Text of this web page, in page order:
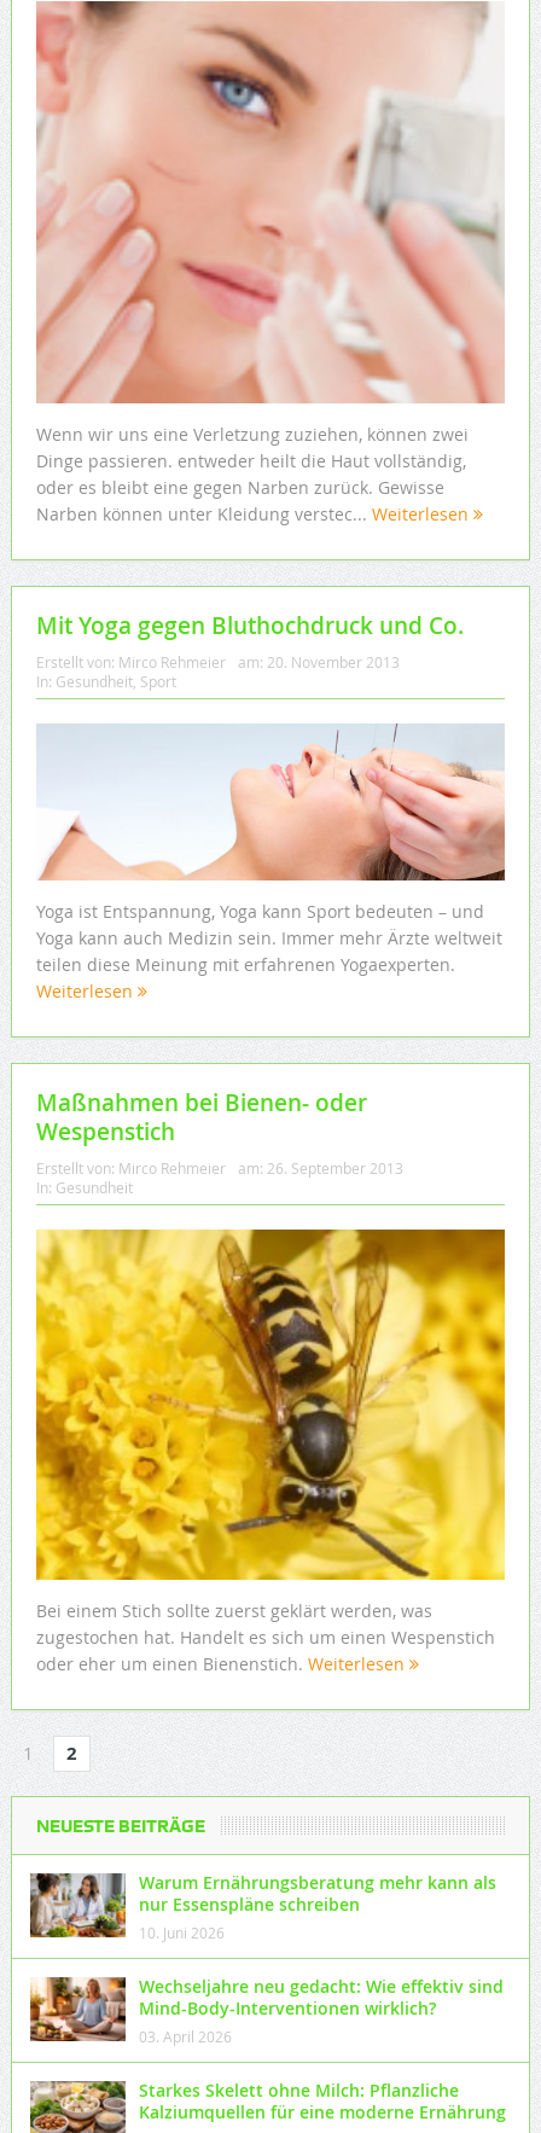
Wenn wir uns eine Verletzung zuziehen, können zwei
Dinge passieren. entweder heilt die Haut vollständig,
oder es bleibt eine gegen Narben zurück. Gewisse
Narben können unter Kleidung verstec... Weiterlesen
Mit Yoga gegen Bluthochdruck und Co.
Erstellt von: Mirco Rehmeier am: 20. November 2013
In: Gesundheit, Sport
Yoga ist Entspannung, Yoga kann Sport bedeuten – und
Yoga kann auch Medizin sein. Immer mehr Ärzte weltweit
teilen diese Meinung mit erfahrenen Yogaexperten.
Weiterlesen
Maßnahmen bei Bienen- oder
Wespenstich
Erstellt von: Mirco Rehmeier am: 26. September 2013
In: Gesundheit
Bei einem Stich sollte zuerst geklärt werden, was
zugestochen hat. Handelt es sich um einen Wespenstich
oder eher um einen Bienenstich. Weiterlesen
1 2
NEUESTE BEITRÄGE
Warum Ernährungsberatung mehr kann als
nur Essenspläne schreiben
10. Juni 2026
Wechseljahre neu gedacht: Wie effektiv sind
Mind-Body-Interventionen wirklich?
03. April 2026
Starkes Skelett ohne Milch: Pflanzliche
Kalziumquellen für eine moderne Ernährung